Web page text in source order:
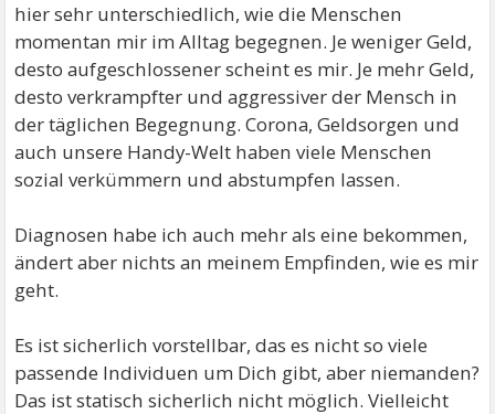
hier sehr unterschiedlich, wie die Menschen
momentan mir im Alltag begegnen. Je weniger Geld,
desto aufgeschlossener scheint es mir. Je mehr Geld,
desto verkrampfter und aggressiver der Mensch in
der täglichen Begegnung. Corona, Geldsorgen und
auch unsere Handy-Welt haben viele Menschen
sozial verkümmern und abstumpfen lassen.
Diagnosen habe ich auch mehr als eine bekommen,
ändert aber nichts an meinem Empfinden, wie es mir
geht.
Es ist sicherlich vorstellbar, das es nicht so viele
passende Individuen um Dich gibt, aber niemanden?
Das ist statisch sicherlich nicht möglich. Vielleicht